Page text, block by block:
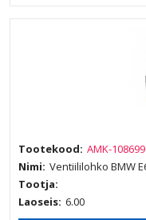
Tootekood: AMK-108699
Nimi: Ventiililohko BMW
Tootja:
Laoseis: 6.00